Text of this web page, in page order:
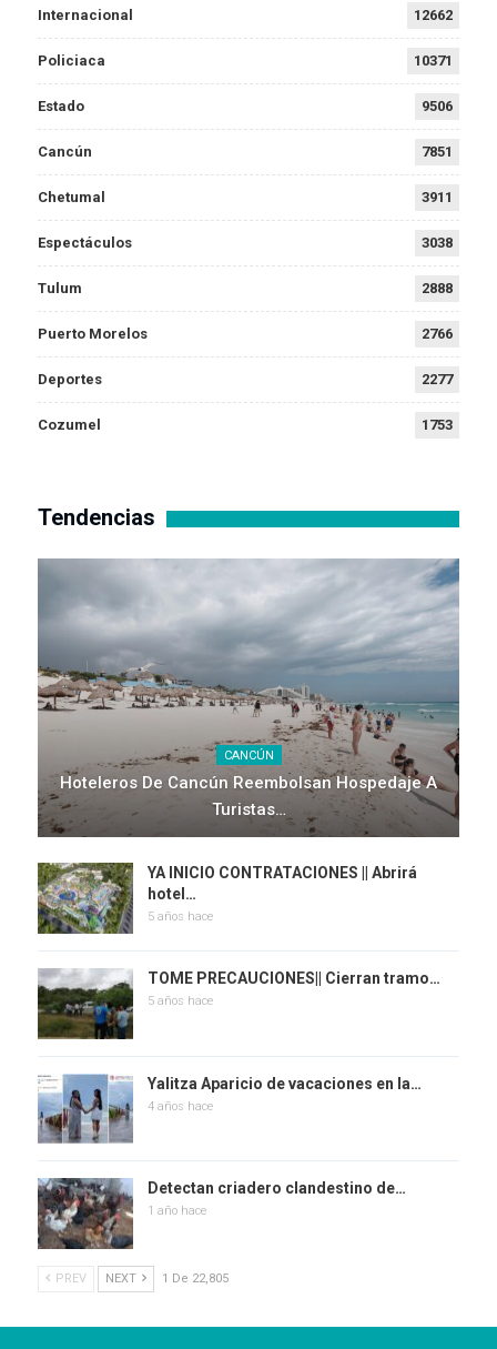
Internacional 12662
Policiaca 10371
Estado 9506
Cancún 7851
Chetumal 3911
Espectáculos 3038
Tulum 2888
Puerto Morelos 2766
Deportes 2277
Cozumel 1753
Tendencias
CANCÚN
Hoteleros De Cancún Reembolsan Hospedaje A
Turistas…
YA INICIO CONTRATACIONES || Abrirá
hotel…
5 años hace
TOME PRECAUCIONES|| Cierran tramo…
5 años hace
Yalitza Aparicio de vacaciones en la…
4 años hace
Detectan criadero clandestino de…
1 año hace
PREV NEXT 1 De 22,805